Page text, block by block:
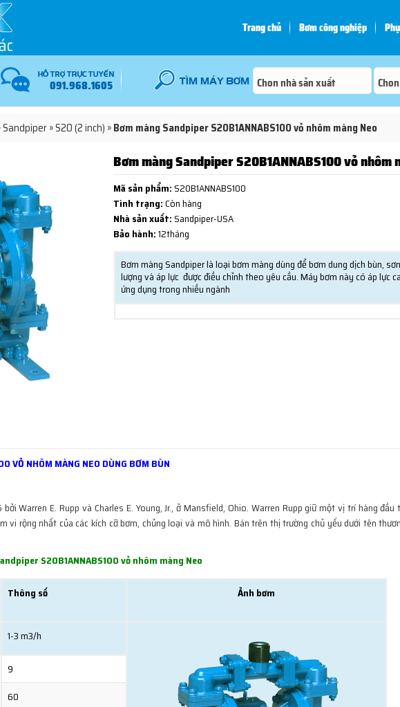
Trang chủ Bơm công nghiệp
091.968.1605
Sandpiper»S20 (2 inch) »Bơm màng Sandpiper S20B1ANNABS100 vỏ nhôm màng Neo
Bơm màng Sandpiper S20B1ANNABS100 vỏ nhôm
Mã sản phẩm:S20B1ANNABS100
Tình trạng:Còn hàng
Nhà sản xuất:Sandpiper-USA
Bảo hành:12tháng
Bơm màng Sandpiperlà loại bơm màng dùng để bơm dung dịch bùn,
lượng và áp lực được điều chỉnh theo yêu cầu. Máy bơm này có áp lực
ứng dụng trong nhiều ngành
VỎ NHÔM MÀNG NEO DÙNG BƠM BÙN
Warren E. Rupp và Charles E. Young, Jr., ở Mansfield, Ohio. Warren Rupp giữ một vị trí hàng
vi rộng nhất của các kích cỡ bơm, chủng loại và mô hình. Bán trên thị trường chủ yếu dưới tên
S20B1ANNABS100 vỏ nhôm màng Neo
Thông số Ảnh bơm
1-3 m3/h
9
60